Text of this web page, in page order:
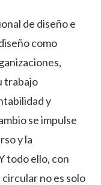
de diseño e
como
trabajo
y
se impulse
y la
todo ello, con
no es solo